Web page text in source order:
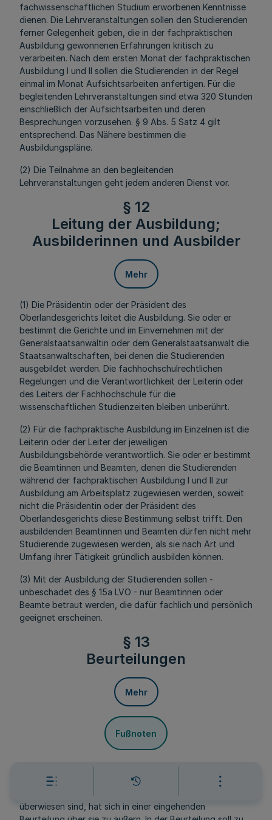
fachwissenschaftlichen Studium erworbenen Kenntnisse
dienen. Die Lehrveranstaltungen sollen den Studierenden
ferner Gelegenheit geben, die in der fachpraktischen
Ausbildung gewonnenen Erfahrungen kritisch zu
verarbeiten. Nach dem ersten Monat der fachpraktischen
Ausbildung I und II sollen die Studierenden in der Regel
einmal im Monat Aufsichtsarbeiten anfertigen. Für die
begleitenden Lehrveranstaltungen sind etwa 320 Stunden
einschließlich der Aufsichtsarbeiten und deren
Besprechungen vorzusehen. § 9 Abs. 5 Satz 4 gilt
entsprechend. Das Nähere bestimmen die
Ausbildungspläne.
(2) Die Teilnahme an den begleitenden
Lehrveranstaltungen geht jedem anderen Dienst vor.
§ 12
Leitung der Ausbildung;
Ausbilderinnen und Ausbilder
Mehr
(1) Die Präsidentin oder der Präsident des
Oberlandesgerichts leitet die Ausbildung. Sie oder er
bestimmt die Gerichte und im Einvernehmen mit der
Generalstaatsanwältin oder dem Generalstaatsanwalt die
Staatsanwaltschaften, bei denen die Studierenden
ausgebildet werden. Die fachhochschulrechtlichen
Regelungen und die Verantwortlichkeit der Leiterin oder
des Leiters der Fachhochschule für die
wissenschaftlichen Studienzeiten bleiben unberührt.
(2) Für die fachpraktische Ausbildung im Einzelnen ist die
Leiterin oder der Leiter der jeweiligen
Ausbildungsbehörde verantwortlich. Sie oder er bestimmt
die Beamtinnen und Beamten, denen die Studierenden
während der fachpraktischen Ausbildung I und II zur
Ausbildung am Arbeitsplatz zugewiesen werden, soweit
nicht die Präsidentin oder der Präsident des
Oberlandesgerichts diese Bestimmung selbst trifft. Den
ausbildenden Beamtinnen und Beamten dürfen nicht mehr
Studierende zugewiesen werden, als sie nach Art und
Umfang ihrer Tätigkeit gründlich ausbilden können.
(3) Mit der Ausbildung der Studierenden sollen -
unbeschadet des § 15a LVO - nur Beamtinnen oder
Beamte betraut werden, die dafür fachlich und persönlich
geeignet erscheinen.
§ 13
Beurteilungen
Mehr
Fußnoten
(1) Jeder, dem Studierende während der fachpraktischen
Ausbildung für mindestens einen Monat zur Ausbildung
überwiesen sind, hat sich in einer eingehenden